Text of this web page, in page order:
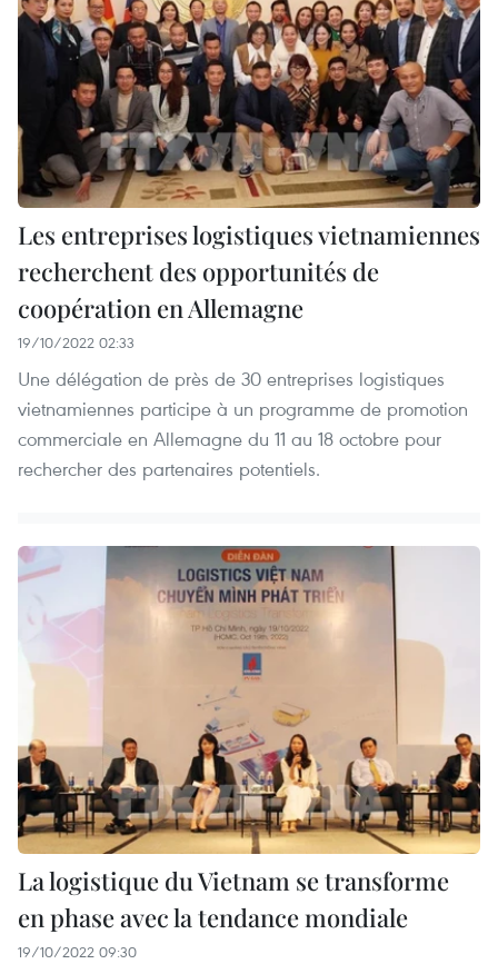
Les entreprises logistiques vietnamiennes
recherchent des opportunités de
coopération en Allemagne
19/10/2022 02:33
Une délégation de près de 30 entreprises logistiques
vietnamiennes participe à un programme de promotion
commerciale en Allemagne du 11 au 18 octobre pour
rechercher des partenaires potentiels.
La logistique du Vietnam se transforme
en phase avec la tendance mondiale
19/10/2022 09:30